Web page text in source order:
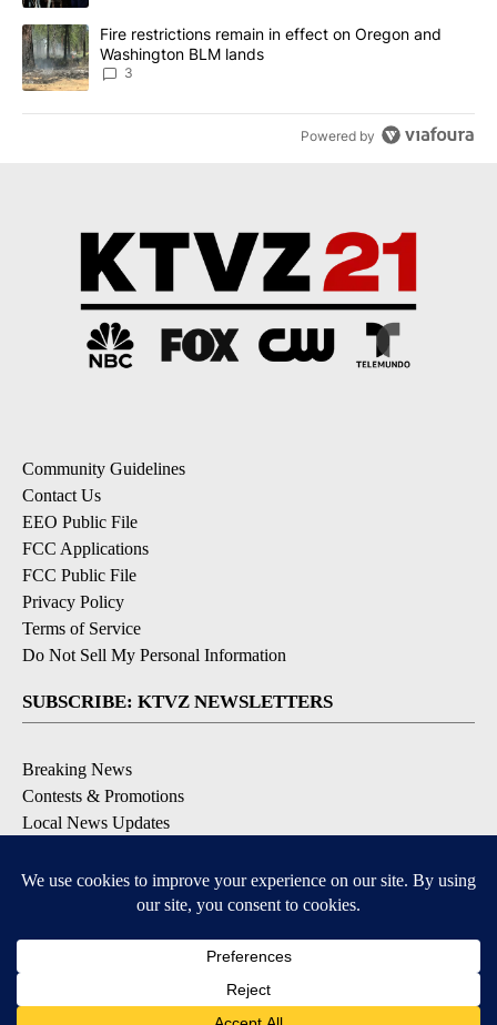
A trending article titled "Fire restrictions remain in effect on
Fire restrictions remain in effect on Oregon and
Washington BLM lands
3
Powered by
Community Guidelines
Contact Us
EEO Public File
FCC Applications
FCC Public File
Privacy Policy
Terms of Service
Do Not Sell My Personal Information
SUBSCRIBE: KTVZ NEWSLETTERS
Breaking News
Contests & Promotions
Local News Updates
Local Alert Weather Warnings
Apple & Google Play Stores